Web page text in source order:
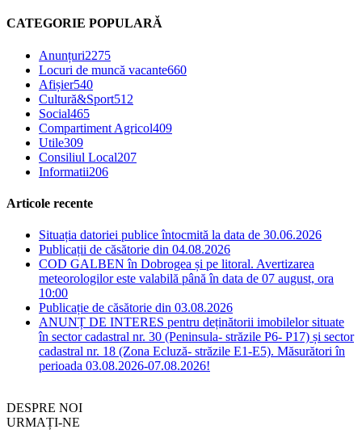
CATEGORIE POPULARĂ
Anunțuri2275
Locuri de muncă vacante660
Afișier540
Cultură&Sport512
Social465
Compartiment Agricol409
Utile309
Consiliul Local207
Informatii206
Articole recente
Situația datoriei publice întocmită la data de 30.06.2026
Publicații de căsătorie din 04.08.2026
COD GALBEN în Dobrogea și pe litoral. Avertizarea
meteorologilor este valabilă până în data de 07 august, ora
10:00
Publicație de căsătorie din 03.08.2026
ANUNȚ DE INTERES pentru deținătorii imobilelor situate
în sector cadastral nr. 30 (Peninsula- străzile P6- P17) și sector
cadastral nr. 18 (Zona Ecluză- străzile E1-E5). Măsurători în
perioada 03.08.2026-07.08.2026!
DESPRE NOI
URMAȚI-NE